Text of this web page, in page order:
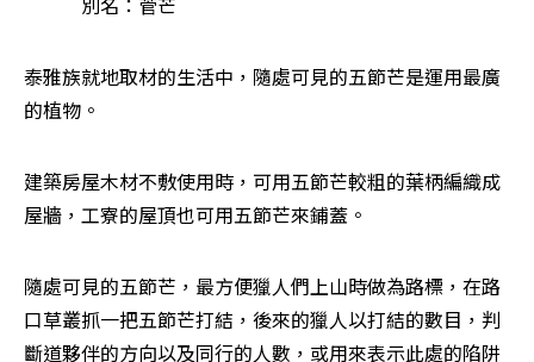
泰雅族就地取材的生活中，隨處可見的五節芒是運用最廣
的植物。
建築房屋木材不敷使用時，可用五節芒較粗的葉柄編織成
屋牆，工寮的屋頂也可用五節芒來鋪蓋。
隨處可見的五節芒，最方便獵人們上山時做為路標，在路
口草叢抓一把五節芒打結，後來的獵人以打結的數目，判
斷道夥伴的方向以及同行的人數，或用來表示此處的陷阱